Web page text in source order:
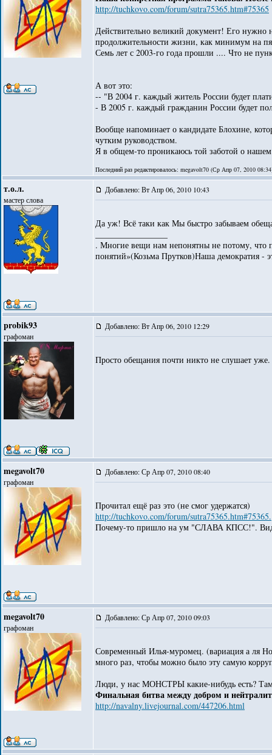
http://tuchkovo.com/forum/sutra75365.htm#75365
Действительно великий документ! Его
продолжительности жизни, как минимум на
Семь лет с 2003-го года прошли .... Что не
А вот это:
-- "В 2004 г. каждый житель России будет
- В 2005 г. каждый гражданин России будет
Вообще напоминает о кандидате Блохине,
чутким руководством.
Я в общем-то проникаюсь той заботой о
Последний раз редактировалось: megavolt70 (Ср Апр 07, 2010
т.о.л.
мастер слова
Добавлено: Вт Апр 06, 2010 10:43
Да уж! Всё таки как Мы быстро
. Многие вещи нам непонятны не потому, что
понятий»(Козьма Прутков)Наша демократия -
probik93
графоман
Добавлено: Вт Апр 06, 2010 12:29
Просто обещания почти никто не слушает уже.
megavolt70
графоман
Добавлено: Ср Апр 07, 2010 08:40
Прочитал ещё раз это (не смог удержатся)
http://tuchkovo.com/forum/sutra75365.htm#75365.
Почему-то пришло на ум "СЛАВА КПСС!".
megavolt70
графоман
Добавлено: Ср Апр 07, 2010 09:03
Современный Илья-муромец. (вариация а ля
много раз, чтобы можно было эту самую
Люди, у нас МОНСТРЫ какие-нибудь есть?
Финальная битва между добром и
http://navalny.livejournal.com/447206.html